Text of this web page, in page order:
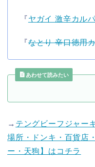
『ヤガイ 激辛カル
『なとり 辛口徳用
あわせて読みたい
→ テングビーフジャー
場所・ドンキ・百貨店
ー・天狗】はコチラ